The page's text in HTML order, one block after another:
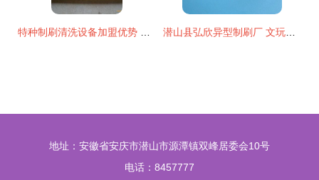
地址：安徽省安庆市潜山市源潭镇双峰居委会10号
电话：8457777